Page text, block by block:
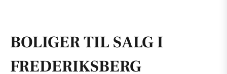
BOLIGER TIL SALG I
FREDERIKSBERG